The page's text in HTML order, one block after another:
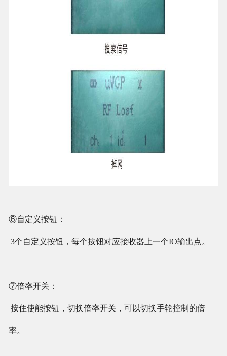
⑥自定义按钮：
3个自定义按钮，每个按钮对应接收器上一个IO输出点。
⑦倍率开关：
按住使能按钮，切换倍率开关，可以切换手轮控制的倍
率。